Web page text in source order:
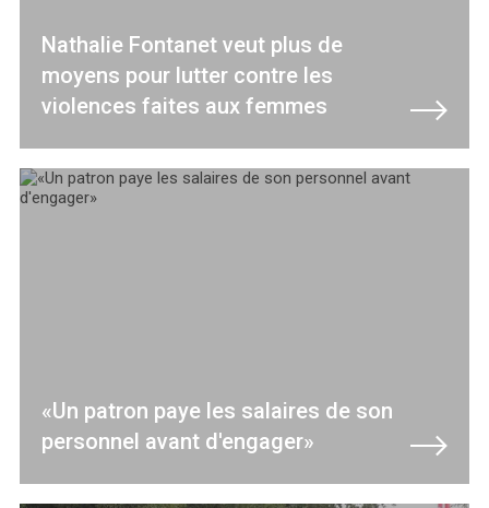
Nathalie Fontanet veut plus de
moyens pour lutter contre les
violences faites aux femmes
«Un patron paye les salaires de son
personnel avant d'engager»